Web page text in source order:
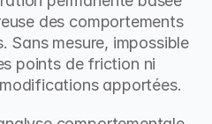
des comportements
Sans mesure, impossible
points de friction ni
apportées.